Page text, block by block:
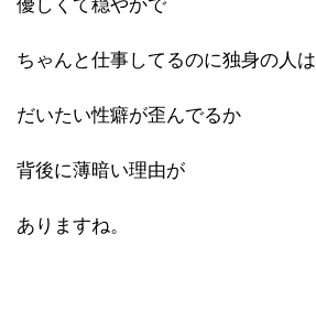
優しくて穏やかで
ちゃんと仕事してるのに独身の人は
だいたい性癖が歪んでるか
背後に薄暗い理由が
ありますね。